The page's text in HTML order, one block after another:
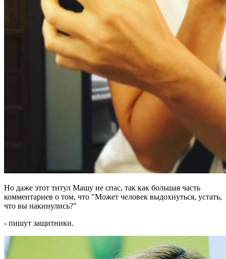
Но даже этот титул Машу не спас, так как большая часть
комментариев о том, что "Может человек выдохнуться, устать,
что вы накинулись?"
- пишут защитники.